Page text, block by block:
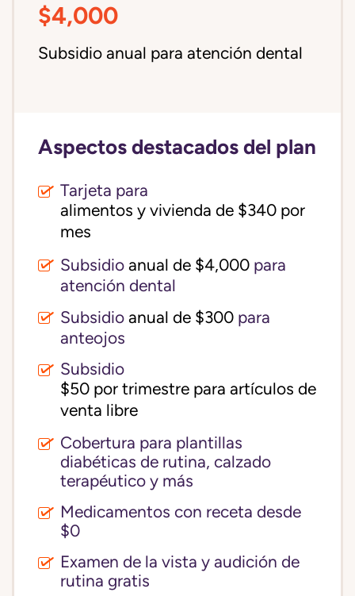
$4,000
Subsidio anual para atención dental
Aspectos destacados del plan
Tarjeta para
alimentos y vivienda de $340 por
mes
Subsidio anual de $4,000 para
atención dental
Subsidio anual de $300 para
anteojos
Subsidio
$50 por trimestre para artículos de
venta libre
Cobertura para plantillas
diabéticas de rutina, calzado
terapéutico y más
Medicamentos con receta desde
$0
Examen de la vista y audición de
rutina gratis